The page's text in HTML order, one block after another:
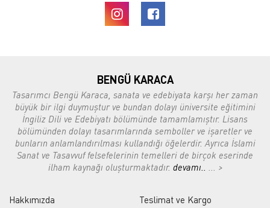
BENGÜ KARACA
Tasarımcı Bengü Karaca, sanata ve edebiyata karşı her zaman
büyük bir ilgi duymuştur ve bundan dolayı üniversite eğitimini
İngiliz Dili ve Edebiyatı bölümünde tamamlamıştır. Lisans
bölümünden dolayı tasarımlarında semboller ve işaretler ve
bunların anlamlandırılması kullandığı öğelerdir. Ayrıca İslami
Sanat ve Tasavvuf felsefelerinin temelleri de birçok eserinde
ilham kaynağı oluşturmaktadır. devamı.. ... >
Hakkımızda Teslimat ve Kargo